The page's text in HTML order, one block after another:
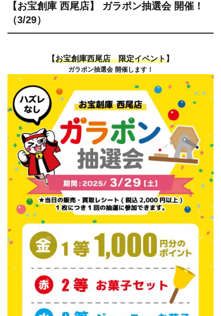
【お宝創庫 西尾店】 ガラポン抽選会 開催！
（3/29）
【お宝創庫西尾店 限定イベント】
ガラポン抽選会 開催します！